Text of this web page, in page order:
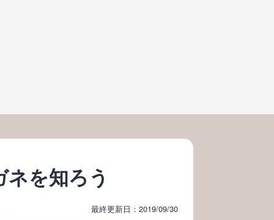
を知ろう
最終更新日：2019/09/30